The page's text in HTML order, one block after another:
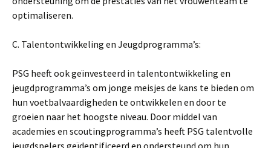
optimaliseren.
C. Talentontwikkeling en Jeugdprogramma’s:
PSG heeft ook geïnvesteerd in talentontwikkeling en
jeugdprogramma’s om jonge meisjes de kans te bieden om
hun voetbalvaardigheden te ontwikkelen en door te
groeien naar het hoogste niveau. Door middel van
academies en scoutingprogramma’s heeft PSG talentvolle
jeugdspelers geïdentificeerd en ondersteund om hun